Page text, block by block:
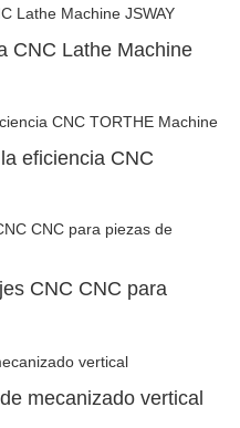
CNC Lathe Machine
eficiencia CNC
CNC CNC para
mecanizado vertical